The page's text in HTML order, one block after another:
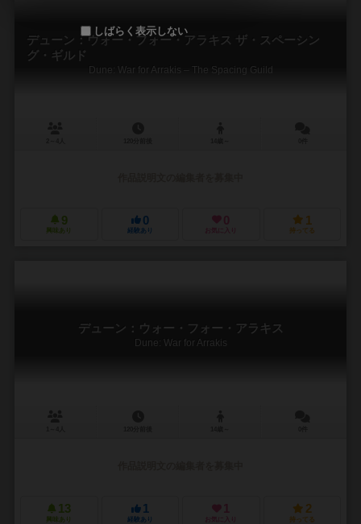
デューン：ウォー・フォー・アラキス ザ・スペーシン
グ・ギルド
Dune: War for Arrakis – The Spacing Guild
9
興味あり
0
経験あり
0
お気に入り
1
持ってる
デューン：ウォー・フォー・アラキス
Dune: War for Arrakis
13
興味あり
1
経験あり
1
お気に入り
2
持ってる
しばらく表示しない